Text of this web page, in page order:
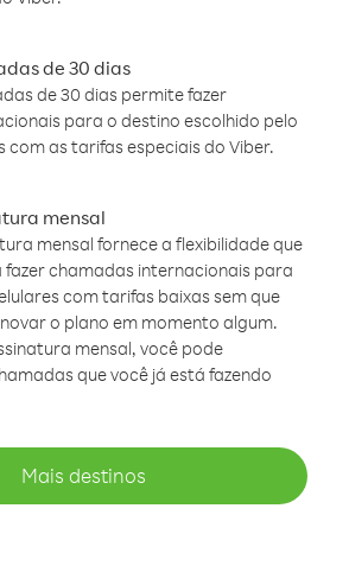
de 30 dias
de 30 dias permite fazer
para o destino escolhido pelo
com as tarifas especiais do Viber.
mensal
mensal fornece a flexibilidade que
chamadas internacionais para
com tarifas baixas sem que
o plano em momento algum.
mensal, você pode
que você já está fazendo
Mais destinos